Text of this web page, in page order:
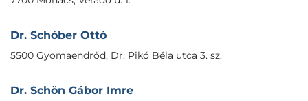
Dr. Schóber Ottó
5500 Gyomaendrőd, Dr. Pikó Béla utca 3. sz.
Dr. Schön Gábor Imre